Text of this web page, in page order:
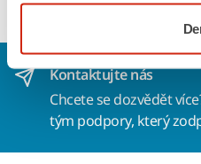
Kontaktujte nás
Chcete se dozvědět
tým podpory, který